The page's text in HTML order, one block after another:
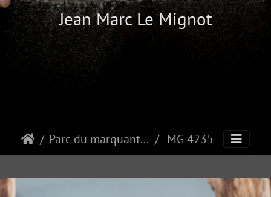
Jean Marc Le Mignot
Parc du marquanterre MG 4235